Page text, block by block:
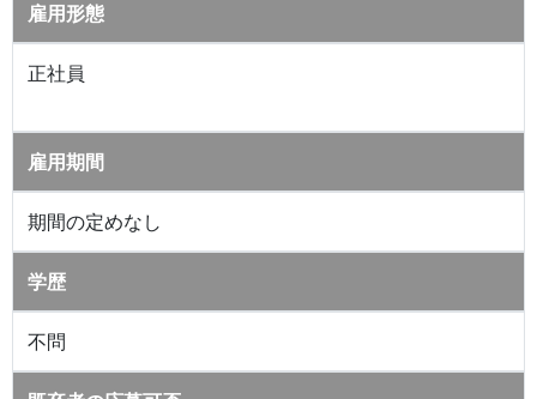
雇用形態
正社員
雇用期間
期間の定めなし
学歴
不問